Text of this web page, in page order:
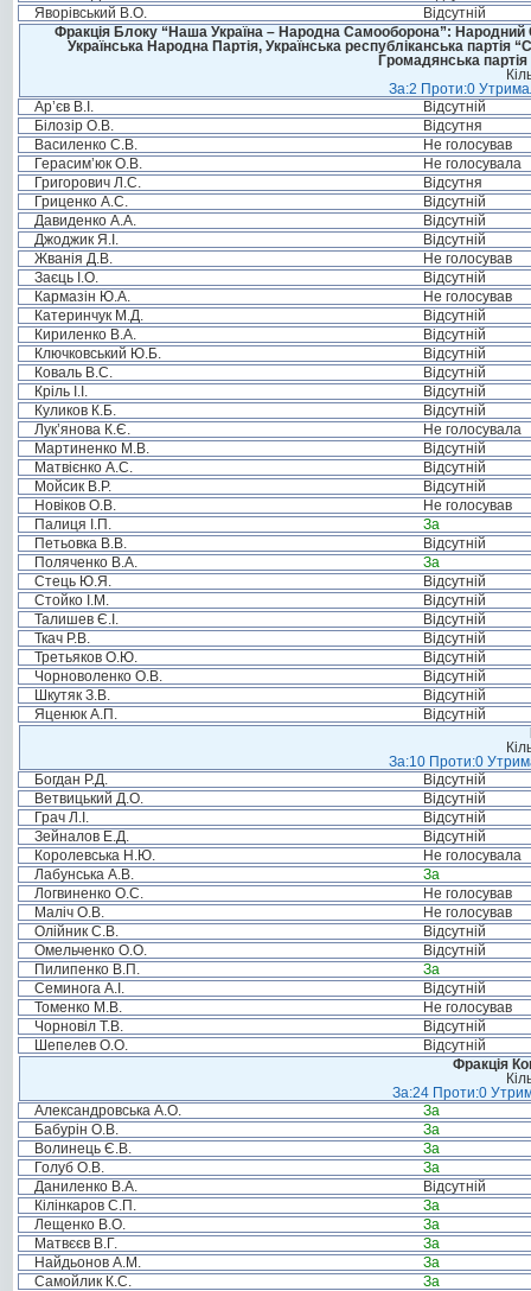
Яворівський В.О.
Відсутній
Фракція Блоку “Наша Україна – Народна Самооборона”: Народний
Українська Народна Партія, Українська республіканська
Громадянська
За:2 Проти:0
Ар’єв В.І.
Відсутній
Білозір О.В.
Відсутня
Василенко С.В.
Не голосував
Герасим’юк О.В.
Не голосувала
Григорович Л.С.
Відсутня
Гриценко А.С.
Відсутній
Давиденко А.А.
Відсутній
Джоджик Я.І.
Відсутній
Жванія Д.В.
Не голосував
Заєць І.О.
Відсутній
Кармазін Ю.А.
Не голосував
Катеринчук М.Д.
Відсутній
Кириленко В.А.
Відсутній
Ключковський Ю.Б.
Відсутній
Коваль В.С.
Відсутній
Кріль І.І.
Відсутній
Куликов К.Б.
Відсутній
Лук’янова К.Є.
Не голосувала
Мартиненко М.В.
Відсутній
Матвієнко А.С.
Відсутній
Мойсик В.Р.
Відсутній
Новіков О.В.
Не голосував
Палиця І.П.
За
Петьовка В.В.
Відсутній
Поляченко В.А.
За
Стець Ю.Я.
Відсутній
Стойко І.М.
Відсутній
Талишев Є.І.
Відсутній
Ткач Р.В.
Відсутній
Третьяков О.Ю.
Відсутній
Чорноволенко О.В.
Відсутній
Шкутяк З.В.
Відсутній
Яценюк А.П.
Відсутній
За:10 Проти:0
Богдан Р.Д.
Відсутній
Ветвицький Д.О.
Відсутній
Грач Л.І.
Відсутній
Зейналов Е.Д.
Відсутній
Королевська Н.Ю.
Не голосувала
Лабунська А.В.
За
Логвиненко О.С.
Не голосував
Маліч О.В.
Не голосував
Олійник С.В.
Відсутній
Омельченко О.О.
Відсутній
Пилипенко В.П.
За
Семинога А.І.
Відсутній
Томенко М.В.
Не голосував
Чорновіл Т.В.
Відсутній
Шепелев О.О.
Відсутній
Фракція
За:24 Проти:0
Александровська А.О.
За
Бабурін О.В.
За
Волинець Є.В.
За
Голуб О.В.
За
Даниленко В.А.
Відсутній
Кілінкаров С.П.
За
Лещенко В.О.
За
Матвєєв В.Г.
За
Найдьонов А.М.
За
Самойлик К.С.
За